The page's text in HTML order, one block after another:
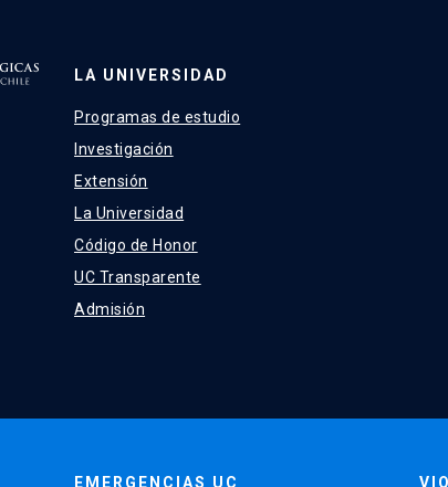
LA UNIVERSIDAD
Programas de estudio
Investigación
Extensión
La Universidad
Código de Honor
UC Transparente
Admisión
EMERGENCIAS UC